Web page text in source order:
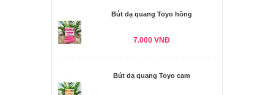
Bút dạ quang Toyo hồng
7.000 VNĐ
Bút dạ quang Toyo cam